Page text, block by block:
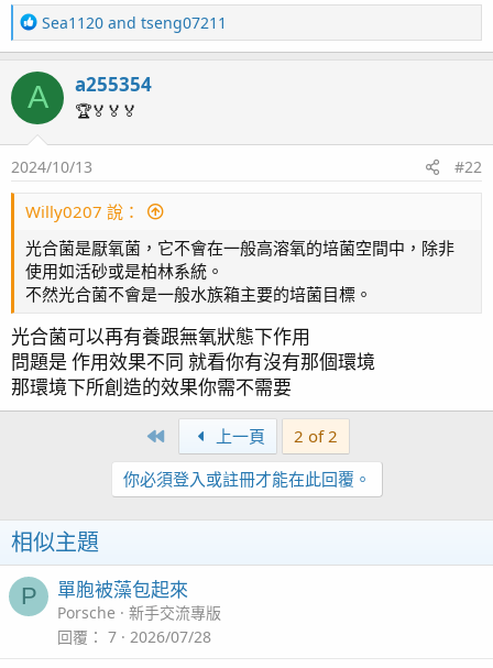
至於為什麼要開燈？
一種可靠的解釋是，必須要有人處理硝化作用的產物：硝酸
鹽(NO3^-)。
而藻類是很好的選擇，的確，不開燈不影響硝化菌的工作，
但是工作後剩餘的硝酸鹽產物會不斷地累積，而這時就需要
會行光合作用的藻類來幫忙處理這些過剩的無機鹽類了。
R
e
c
t
i
o
n
：
Sea1120 and tseng07211
A a255354
🏆🏅🏅🏅
2024/10/13 #22
Willy0207 說：
光合菌是厭氧菌，它不會在一般高溶氧的培菌空間中，除非
使用如活砂或是柏林系統。
不然光合菌不會是一般水族箱主要的培菌目標。
光合菌可以再有養跟無氧狀態下作用
問題是 作用效果不同 就看你有沒有那個環境
那環境下所創造的效果你需不需要
First 上一頁
2 of 2
你必須登入或註冊才能在此回覆。
相似主題
P 單胞被藻包起來
Porsche
新手交流專版
回覆
7 2026/07/28